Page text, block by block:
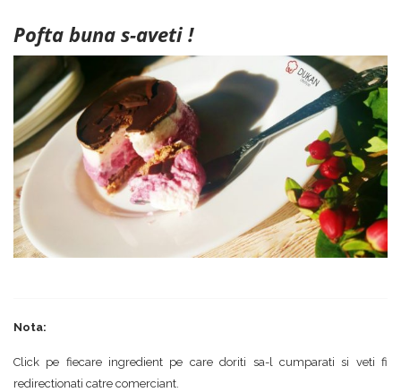
Pofta buna s-aveti !
Nota:
Click pe fiecare ingredient pe care doriti sa-l cumparati si veti fi
redirectionati catre comerciant.